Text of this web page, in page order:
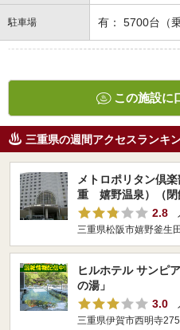
駐車場 有： 5700台（
この施設に
三重県の週間アクセスランキ
メトロポリタン倶
重 嬉野温泉）（閉
2.8
三重県松阪市嬉野釜生
ヒルホテル サンピ
の湯」
3.0
三重県伊賀市西明寺